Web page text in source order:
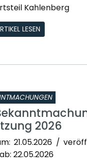
Kahlenberg
LESEN
2026
21.05.2026 /
22.05.2026